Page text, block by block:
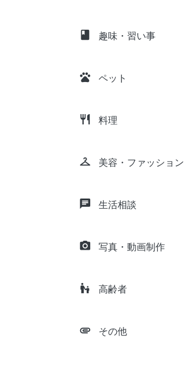
class 趣味・習い事
pets ペット
restaurant 料理
checkroom 美容・ファッション
chat 生活相談
camera_alt 写真・動画制作
escalator_warning 高齢者
attachment その他